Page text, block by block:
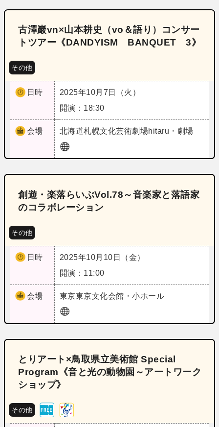
古澤巖vn×山本耕史（vo＆語り）コンサー
トツアー《DANDYISM BANQUET 3》
その他
日時
2025年10月7日（火）
開演：18:30
会場 北海道札幌文化芸術劇場hitaru・劇場
創遊・楽落らいぶVol.78～音楽家と落語家
のコラボレーション
その他
日時
2025年10月10日（金）
開演：11:00
会場 東京東京文化会館・小ホール
とりアート×鳥取県立美術館 Special
Program《音と光の動物園～アートワーク
ショップ》
その他